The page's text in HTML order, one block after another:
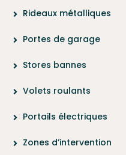
Rideaux métalliques
Portes de garage
Stores bannes
Volets roulants
Portails électriques
Zones d’intervention